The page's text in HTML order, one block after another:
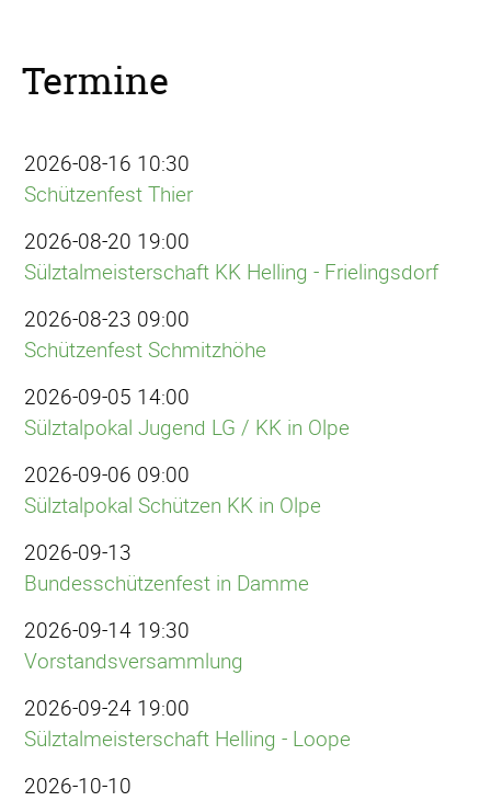
Termine
2026-08-16 10:30
Schützenfest Thier
2026-08-20 19:00
Sülztalmeisterschaft KK Helling - Frielingsdorf
2026-08-23 09:00
Schützenfest Schmitzhöhe
2026-09-05 14:00
Sülztalpokal Jugend LG / KK in Olpe
2026-09-06 09:00
Sülztalpokal Schützen KK in Olpe
2026-09-13
Bundesschützenfest in Damme
2026-09-14 19:30
Vorstandsversammlung
2026-09-24 19:00
Sülztalmeisterschaft Helling - Loope
2026-10-10